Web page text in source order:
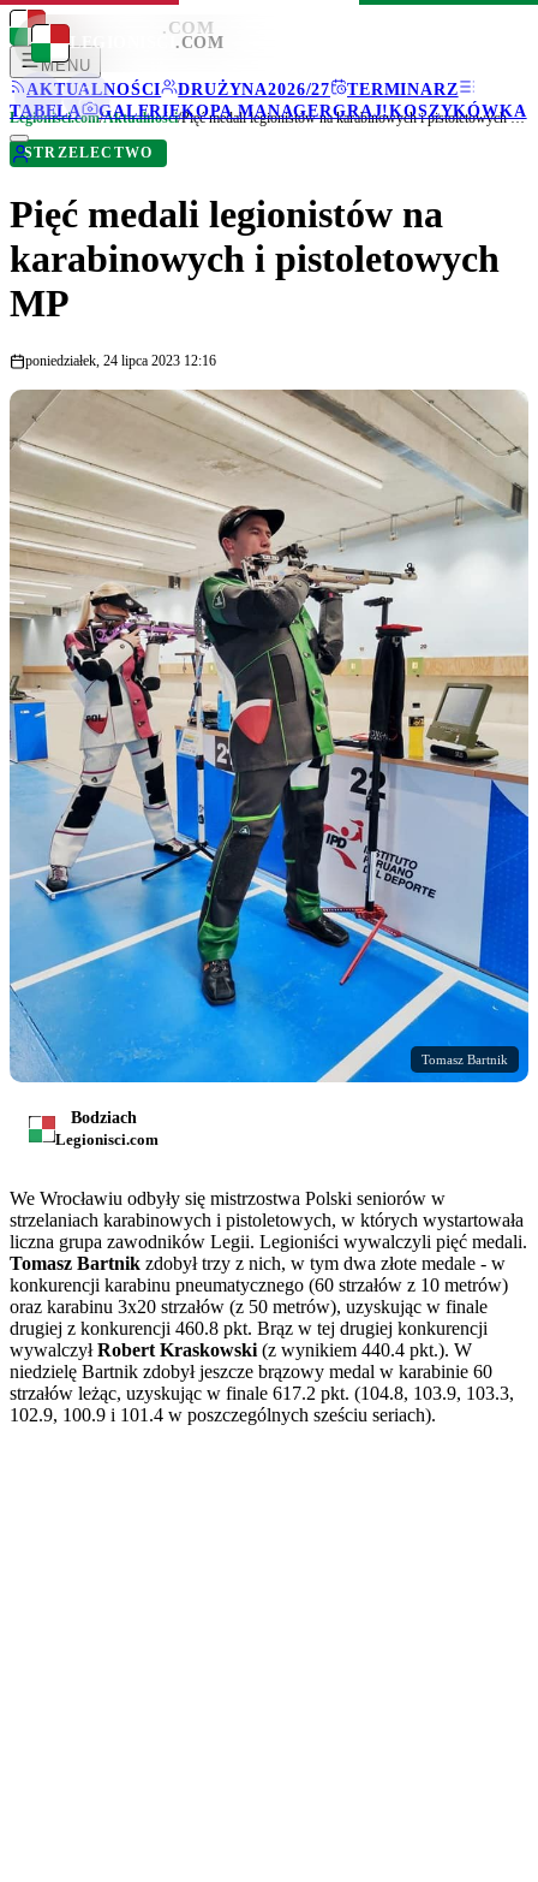
LEGIONISCI .COM
MENU
AKTUALNOŚCI
DRUŻYNA2026/27
TERMINARZ
TABELA
GALERIEKOPA MANAGERGRAJ!KOSZYKÓWKA
LEGIONISCI .COM
Legionisci.com/Aktualności/ Pięć medali legionistów na karabinowych i pistoletowych MP
STRZELECTWO
Pięć medali legionistów na
karabinowych i pistoletowych
MP
poniedziałek, 24 lipca 2023 12:16
Tomasz Bartnik
Bodziach
Legionisci.com
We Wrocławiu odbyły się mistrzostwa Polski seniorów w
strzelaniach karabinowych i pistoletowych, w których wystartowała
liczna grupa zawodników Legii. Legioniści wywalczyli pięć medali.
Tomasz Bartnik zdobył trzy z nich, w tym dwa złote medale - w
konkurencji karabinu pneumatycznego (60 strzałów z 10 metrów)
oraz karabinu 3x20 strzałów (z 50 metrów), uzyskując w finale
drugiej z konkurencji 460.8 pkt. Brąz w tej drugiej konkurencji
wywalczyłRobert Kraskowski (z wynikiem 440.4 pkt.). W
niedzielę Bartnik zdobył jeszcze brązowy medal w karabinie 60
strzałów leżąc, uzyskując w finale 617.2 pkt. (104.8, 103.9, 103.3,
102.9, 100.9 i 101.4 w poszczególnych sześciu seriach).